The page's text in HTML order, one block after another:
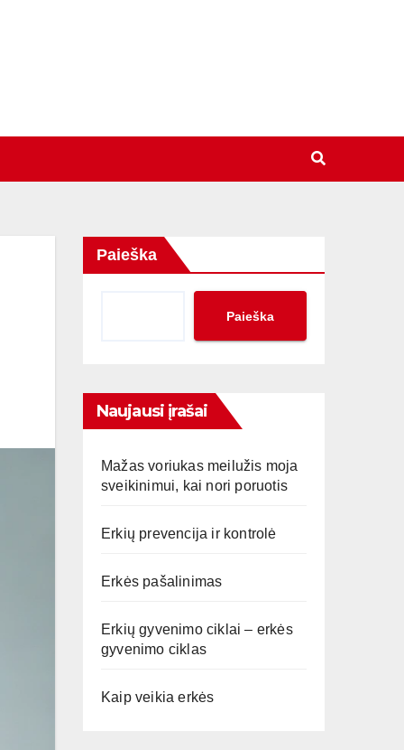
Paieška
Paieška
Naujausi įrašai
Mažas voriukas meilužis moja
sveikinimui, kai nori poruotis
Erkių prevencija ir kontrolė
Erkės pašalinimas
Erkių gyvenimo ciklai – erkės
gyvenimo ciklas
Kaip veikia erkės